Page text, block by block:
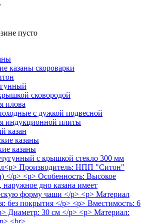
пусто
казаны скороварки
сковородой
плова
с дужкой подвесной
индукционной плиты
казан
казаны
казаны